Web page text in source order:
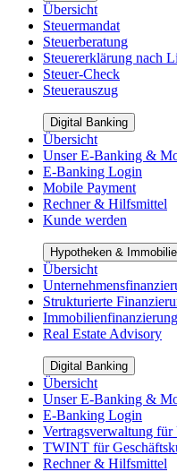
Übersicht
Steuermandat
Steuerberatung
Steuererklärung nach
Steuer-Check
Steuerauszug
Digital Banking
Übersicht
Unser E-Banking &
E-Banking Login
Mobile Payment
Rechner & Hilfsmittel
Kunde werden
Hypotheken &
Übersicht
Strukturierte
Immobilienfinanzierung
Real Estate Advisory
Digital Banking
Übersicht
Unser E-Banking &
E-Banking Login
Vertragsverwaltung
TWINT für
Rechner & Hilfsmittel